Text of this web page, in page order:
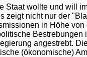
Staat wollte und will
zeigt nicht nur der
in Höhe
Bestrebungen
angestrebt.
(ökonomische)